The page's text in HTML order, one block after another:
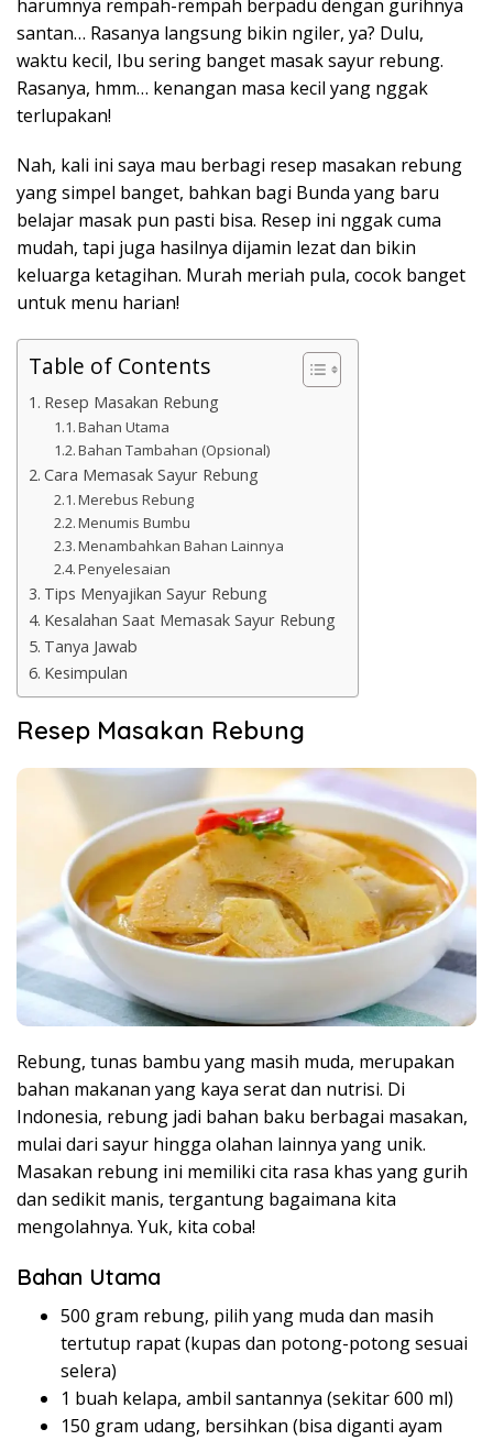
harumnya rempah-rempah berpadu dengan gurihnya
santan… Rasanya langsung bikin ngiler, ya? Dulu,
waktu kecil, Ibu sering banget masak sayur rebung.
Rasanya, hmm… kenangan masa kecil yang nggak
terlupakan!
Nah, kali ini saya mau berbagi resep masakan rebung
yang simpel banget, bahkan bagi Bunda yang baru
belajar masak pun pasti bisa. Resep ini nggak cuma
mudah, tapi juga hasilnya dijamin lezat dan bikin
keluarga ketagihan. Murah meriah pula, cocok banget
untuk menu harian!
Table of Contents
Resep Masakan Rebung
Bahan Utama
Bahan Tambahan (Opsional)
Cara Memasak Sayur Rebung
Merebus Rebung
Menumis Bumbu
Menambahkan Bahan Lainnya
Penyelesaian
Tips Menyajikan Sayur Rebung
Kesalahan Saat Memasak Sayur Rebung
Tanya Jawab
Kesimpulan
Resep Masakan Rebung
Rebung, tunas bambu yang masih muda, merupakan
bahan makanan yang kaya serat dan nutrisi. Di
Indonesia, rebung jadi bahan baku berbagai masakan,
mulai dari sayur hingga olahan lainnya yang unik.
Masakan rebung ini memiliki cita rasa khas yang gurih
dan sedikit manis, tergantung bagaimana kita
mengolahnya. Yuk, kita coba!
Bahan Utama
500 gram rebung, pilih yang muda dan masih
tertutup rapat (kupas dan potong-potong sesuai
selera)
1 buah kelapa, ambil santannya (sekitar 600 ml)
150 gram udang, bersihkan (bisa diganti ayam